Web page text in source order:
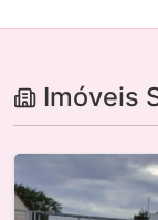
Imóveis